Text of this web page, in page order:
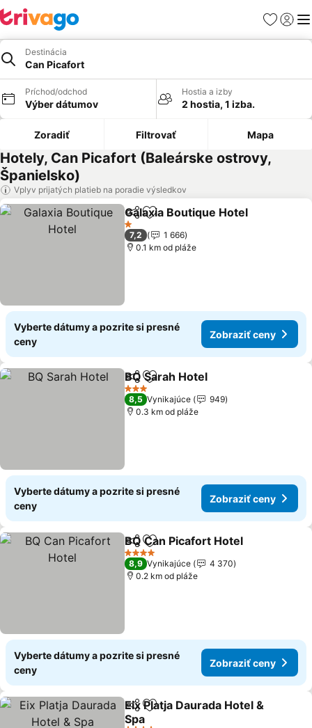
Obľúbené
Destinácia
Can Picafort
Príchod/odchod
Výber dátumov
Hostia a izby
2 hostia, 1 izba.
Zoradiť Filtrovať Mapa
Hotely, Can Picafort (Baleárske ostrovy,
Španielsko)
Vplyv prijatých platieb na poradie výsledkov
ZdieľaťPridať do obľúbených
Galaxia Boutique Hotel
1 Počet hviezdičiek
7,2
1 666
0.1 km od pláže
Vyberte dátumy a pozrite si presné
ceny
Zobraziť ceny
ZdieľaťPridať do obľúbených
BQ Sarah Hotel
3 Počet hviezdičiek
8,5 Vynikajúce
949
0.3 km od pláže
Vyberte dátumy a pozrite si presné
ceny
Zobraziť ceny
ZdieľaťPridať do obľúbených
BQ Can Picafort Hotel
4 Počet hviezdičiek
8,9 Vynikajúce
4 370
0.2 km od pláže
Vyberte dátumy a pozrite si presné
ceny
Zobraziť ceny
ZdieľaťPridať do obľúbených
Eix Platja Daurada Hotel &
Spa